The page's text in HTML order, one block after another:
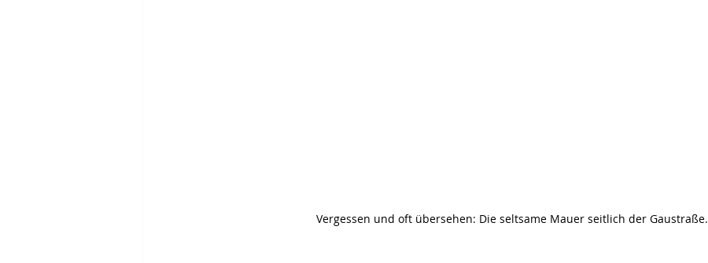
Vergessen und oft übersehen: Die seltsame Mauer seitlich der Gaustraße.